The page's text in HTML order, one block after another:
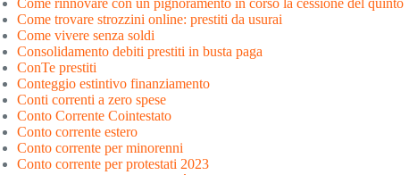
Come trovare strozzini online: prestiti da usurai
Come vivere senza soldi
Consolidamento debiti prestiti in busta paga
ConTe prestiti
Conteggio estintivo finanziamento
Conti correnti a zero spese
Conto Corrente Cointestato
Conto corrente estero
Conto corrente per minorenni
Conto corrente per protestati 2023